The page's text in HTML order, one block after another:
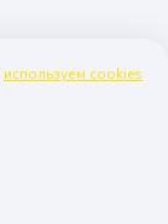
используем cookies